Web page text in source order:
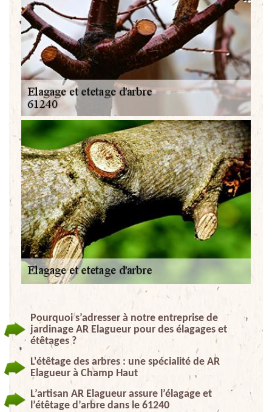
Pourquoi s’adresser à notre entreprise de
jardinage AR Elagueur pour des élagages et
étêtages ?
L'étêtage des arbres : une spécialité de AR
Elagueur à Champ Haut
L’artisan AR Elagueur assure l’élagage et
l’étêtage d’arbre dans le 61240